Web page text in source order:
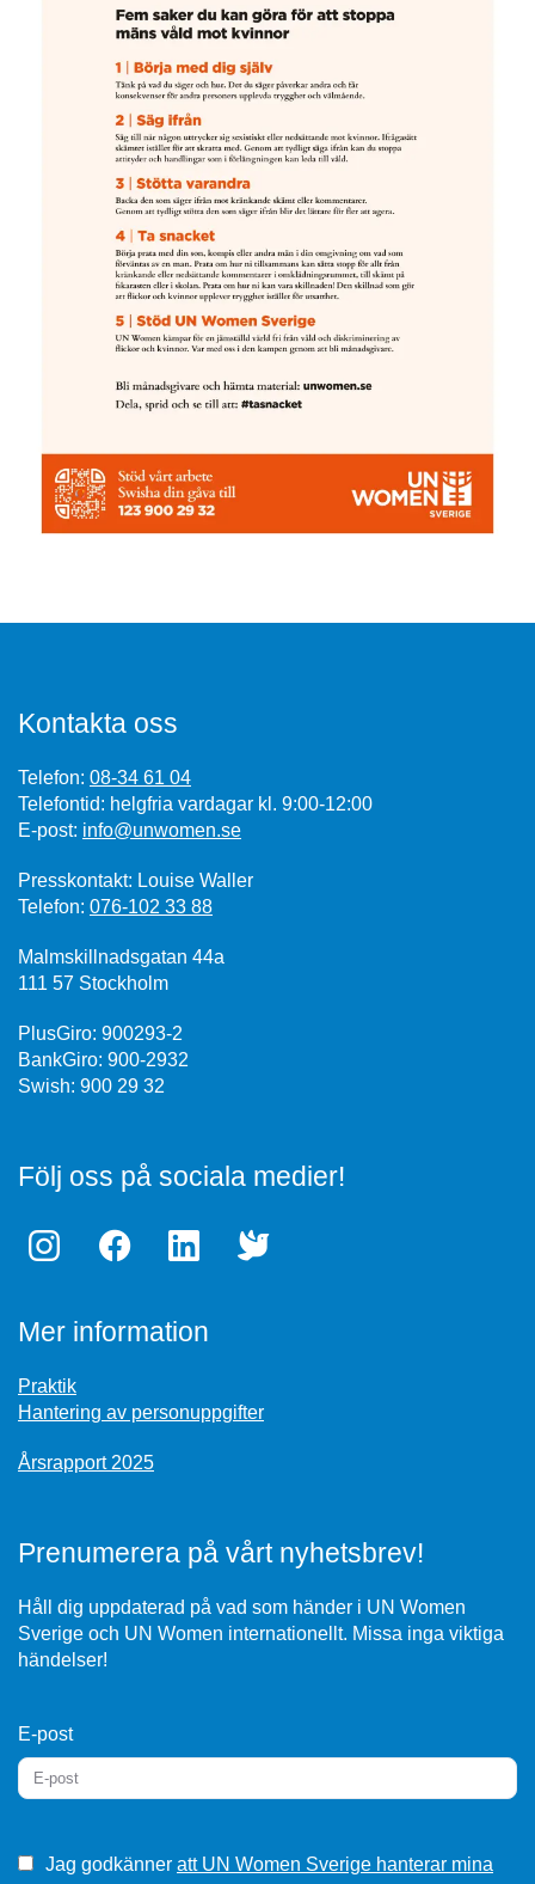
Kontakta oss
Telefon: 08-34 61 04
Telefontid: helgfria vardagar kl. 9:00-12:00
E-post: info@unwomen.se
Presskontakt: Louise Waller
Telefon: 076-102 33 88
Malmskillnadsgatan 44a
111 57 Stockholm
PlusGiro: 900293-2
BankGiro: 900-2932
Swish: 900 29 32
Följ oss på sociala medier!
Mer information
Praktik
Hantering av personuppgifter
Årsrapport 2025
Prenumerera på vårt nyhetsbrev!
Håll dig uppdaterad på vad som händer i UN Women
Sverige och UN Women internationellt. Missa inga viktiga
händelser!
E-post
Jag godkänner att UN Women Sverige hanterar mina